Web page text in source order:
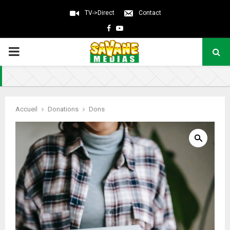
TV->Direct Contact
Facebook
Youtube
PRIMARY
MENU
Accueil Donations Dons